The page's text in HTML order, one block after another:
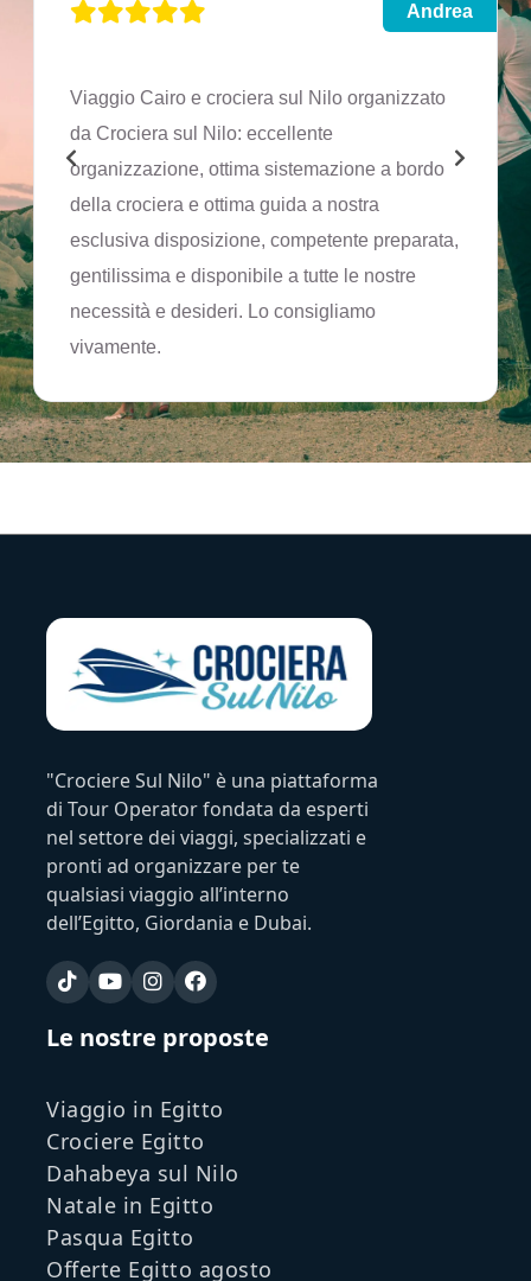
Andrea
Viaggio Cairo e crociera sul Nilo organizzato
da Crociera sul Nilo: eccellente
organizzazione, ottima sistemazione a bordo
della crociera e ottima guida a nostra
esclusiva disposizione, competente preparata,
gentilissima e disponibile a tutte le nostre
necessità e desideri. Lo consigliamo
vivamente.
"Crociere Sul Nilo" è una piattaforma
di Tour Operator fondata da esperti
nel settore dei viaggi, specializzati e
pronti ad organizzare per te
qualsiasi viaggio all’interno
dell’Egitto, Giordania e Dubai.
Le nostre proposte
Viaggio in Egitto
Crociere Egitto
Dahabeya sul Nilo
Natale in Egitto
Pasqua Egitto
Offerte Egitto agosto